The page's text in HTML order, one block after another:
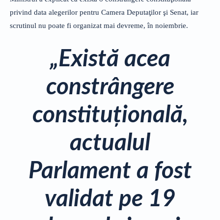
privind data alegerilor pentru Camera Deputaţilor şi Senat, iar
scrutinul nu poate fi organizat mai devreme, în noiembrie.
„Există acea
constrângere
constituţională,
actualul
Parlament a fost
validat pe 19